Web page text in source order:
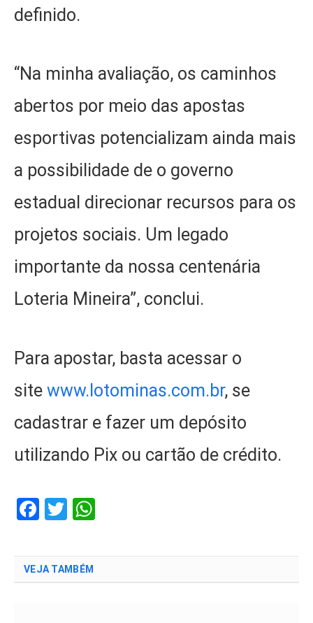
definido.
“Na minha avaliação, os caminhos
abertos por meio das apostas
esportivas potencializam ainda mais
a possibilidade de o governo
estadual direcionar recursos para os
projetos sociais. Um legado
importante da nossa centenária
Loteria Mineira”, conclui.
Para apostar, basta acessar o
site www.lotominas.com.br, se
cadastrar e fazer um depósito
utilizando Pix ou cartão de crédito.
Facebook
Twitter
VEJA TAMBÉM